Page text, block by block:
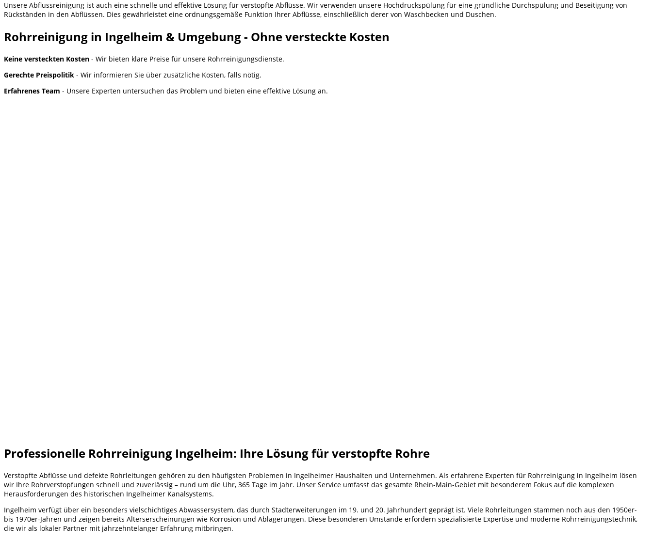
Unsere Abflussreinigung ist auch eine schnelle und effektive Lösung für verstopfte Abflüsse. Wir verwenden unsere Hochdruckspülung für eine gründliche Durchspülung und Beseitigung von
Rückständen in den Abflüssen. Dies gewährleistet eine ordnungsgemäße Funktion Ihrer Abflüsse, einschließlich derer von Waschbecken und Duschen.
Rohrreinigung in Ingelheim & Umgebung - Ohne versteckte Kosten
Keine versteckten Kosten - Wir bieten klare Preise für unsere Rohrreinigungsdienste.
Gerechte Preispolitik - Wir informieren Sie über zusätzliche Kosten, falls nötig.
Erfahrenes Team - Unsere Experten untersuchen das Problem und bieten eine effektive Lösung an.
Professionelle Rohrreinigung Ingelheim: Ihre Lösung für verstopfte Rohre
Verstopfte Abflüsse und defekte Rohrleitungen gehören zu den häufigsten Problemen in Ingelheimer Haushalten und Unternehmen. Als erfahrene Experten für Rohrreinigung in Ingelheim lösen
wir Ihre Rohrverstopfungen schnell und zuverlässig – rund um die Uhr, 365 Tage im Jahr. Unser Service umfasst das gesamte Rhein-Main-Gebiet mit besonderem Fokus auf die komplexen
Herausforderungen des historischen Ingelheimer Kanalsystems.
Ingelheim verfügt über ein besonders vielschichtiges Abwassersystem, das durch Stadterweiterungen im 19. und 20. Jahrhundert geprägt ist. Viele Rohrleitungen stammen noch aus den 1950er-
bis 1970er-Jahren und zeigen bereits Alterserscheinungen wie Korrosion und Ablagerungen. Diese besonderen Umstände erfordern spezialisierte Expertise und moderne Rohrreinigungstechnik,
die wir als lokaler Partner mit jahrzehntelanger Erfahrung mitbringen.